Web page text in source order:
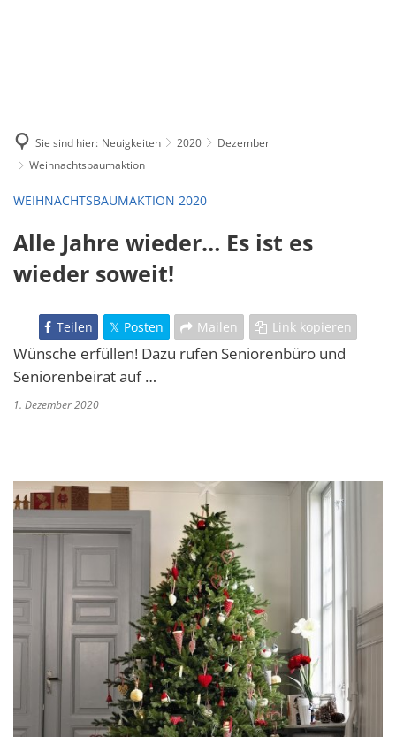
Sie sind hier: Neuigkeiten 2020
Dezember
Weihnachtsbaumaktion
WEIHNACHTSBAUMAKTION 2020
Alle Jahre wieder… Es ist es
wieder soweit!
Teilen Posten Mailen Link kopieren
Wünsche erfüllen! Dazu rufen Seniorenbüro und
Seniorenbeirat auf …
1. Dezember 2020